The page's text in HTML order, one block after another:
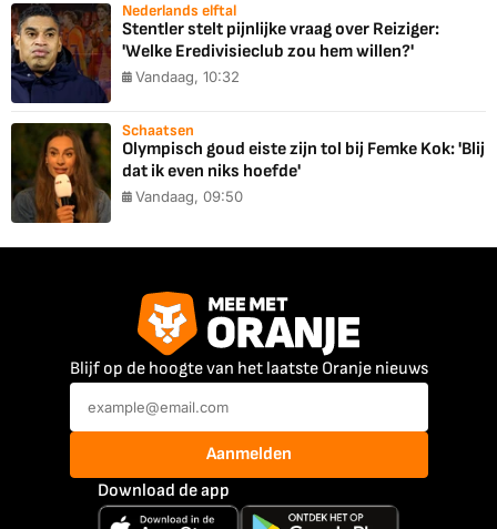
Nederlands elftal
Stentler stelt pijnlijke vraag over Reiziger:
'Welke Eredivisieclub zou hem willen?'
Vandaag, 10:32
Schaatsen
Olympisch goud eiste zijn tol bij Femke Kok: 'Blij
dat ik even niks hoefde'
Vandaag, 09:50
Blijf op de hoogte van het laatste Oranje nieuws
Aanmelden
Download de app